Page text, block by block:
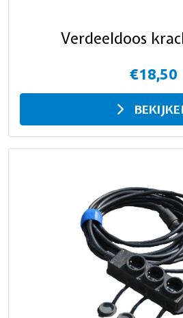
Verdeeldoos
€18,50